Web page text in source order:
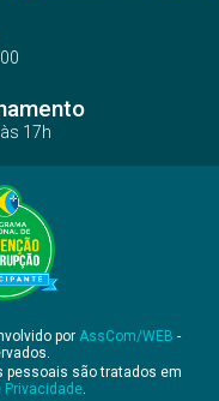
17h
por AssCom/WEB -
pessoais são tratados em
Privacidade.